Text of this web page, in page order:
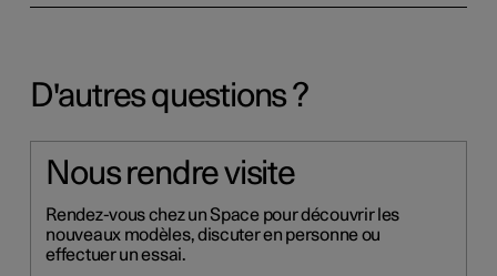
D'autres questions ?
Nous rendre visite
Rendez-vous chez un Space pour découvrir les
nouveaux modèles, discuter en personne ou
effectuer un essai.